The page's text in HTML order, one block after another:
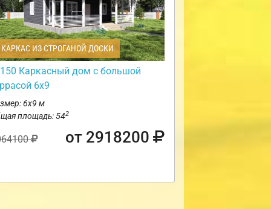
ИЗ СТРОГАНОЙ ДОСКИ
Каркасный дом с большой
6х9
6х9 м
площадь: 542
от 2918200